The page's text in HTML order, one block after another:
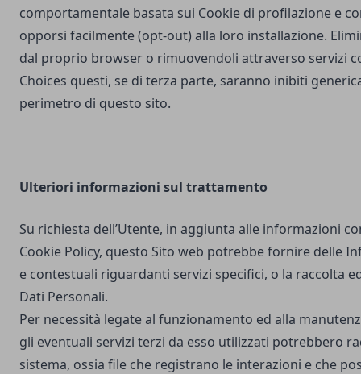
comportamentale basata sui Cookie di profilazione e
opporsi facilmente (opt-out) alla loro installazione.
dal proprio browser o rimuovendoli attraverso servizi
Choices questi, se di terza parte, saranno inibiti
perimetro di questo sito.
Ulteriori informazioni sul trattamento
Su richiesta dell’Utente, in aggiunta alle informazioni
Cookie Policy, questo Sito web potrebbe fornire delle
e contestuali riguardanti servizi specifici, o la raccolta
Dati Personali.
Per necessità legate al funzionamento ed alla
gli eventuali servizi terzi da esso utilizzati potrebbero
sistema, ossia file che registrano le interazioni e che